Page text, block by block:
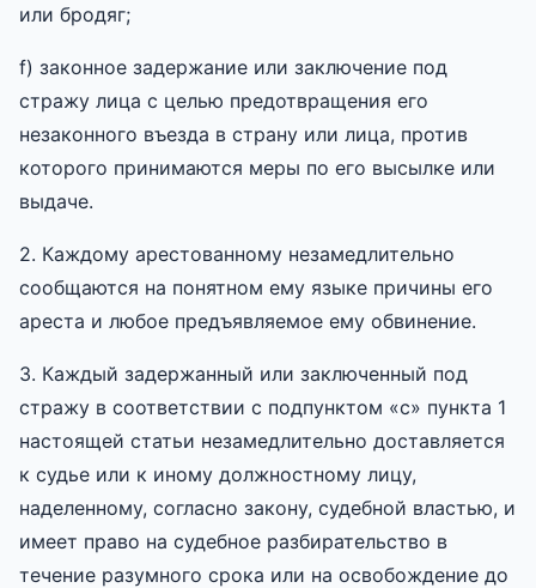
или бродяг;
f) законное задержание или заключение под
стражу лица с целью предотвращения его
незаконного въезда в страну или лица, против
которого принимаются меры по его высылке или
выдаче.
2. Каждому арестованному незамедлительно
сообщаются на понятном ему языке причины его
ареста и любое предъявляемое ему обвинение.
3. Каждый задержанный или заключенный под
стражу в соответствии с подпунктом «c» пункта 1
настоящей статьи незамедлительно доставляется
к судье или к иному должностному лицу,
наделенному, согласно закону, судебной властью, и
имеет право на судебное разбирательство в
течение разумного срока или на освобождение до